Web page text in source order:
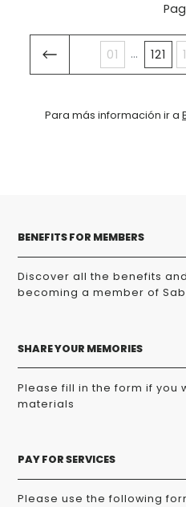
01 ... 121
Para más información ir a
BENEFITS FOR MEMBERS
Discover all the benefits
becoming a member of
SHARE YOUR MEMORIES
Please fill in the form if you
materials
PAY FOR SERVICES
Please use the following